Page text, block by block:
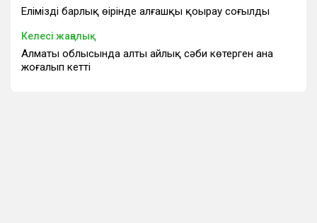
Еліміздің барлық өңірінде алғашқы қоңырау соғылды
Келесі жаңалық
Алматы облысында алты айлық сәби көтерген ана
жоғалып кетті